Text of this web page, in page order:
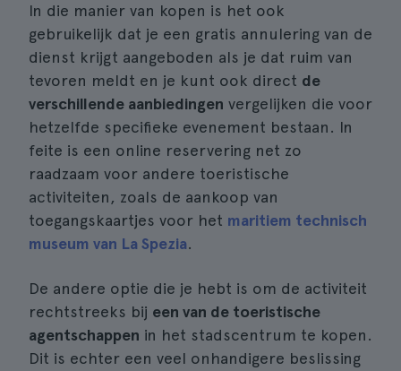
In die manier van kopen is het ook
gebruikelijk dat je een gratis annulering van de
dienst krijgt aangeboden als je dat ruim van
tevoren meldt en je kunt ook direct de
verschillende aanbiedingen vergelijken die voor
hetzelfde specifieke evenement bestaan. In
feite is een online reservering net zo
raadzaam voor andere toeristische
activiteiten, zoals de aankoop van
toegangskaartjes voor het maritiem technisch
museum van La Spezia.
De andere optie die je hebt is om de activiteit
rechtstreeks bij een van de toeristische
agentschappen in het stadscentrum te kopen.
Dit is echter een veel onhandigere beslissing